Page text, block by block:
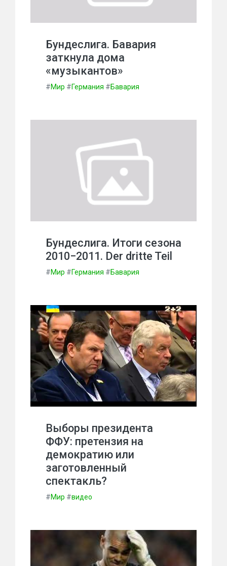
Бундеслига. Бавария
заткнула дома
«музыкантов»
#Мир #Германия #Бавария
Бундеслига. Итоги сезона
2010−2011. Der dritte Teil
#Мир #Германия #Бавария
Выборы президента
ФФУ: претензия на
демократию или
заготовленный
спектакль?
#Мир #видео